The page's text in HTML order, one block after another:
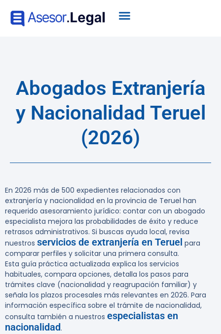
Abogados Extranjería
y Nacionalidad Teruel
(2026)
En 2026 más de 500 expedientes relacionados con
extranjería y nacionalidad en la provincia de Teruel han
requerido asesoramiento jurídico: contar con un abogado
especialista mejora las probabilidades de éxito y reduce
retrasos administrativos. Si buscas ayuda local, revisa
nuestros servicios de extranjería en Teruel para
comparar perfiles y solicitar una primera consulta.
Esta guía práctica actualizada explica los servicios
habituales, compara opciones, detalla los pasos para
trámites clave (nacionalidad y reagrupación familiar) y
señala los plazos procesales más relevantes en 2026. Para
información específica sobre el trámite de nacionalidad,
consulta también a nuestros especialistas en
nacionalidad.